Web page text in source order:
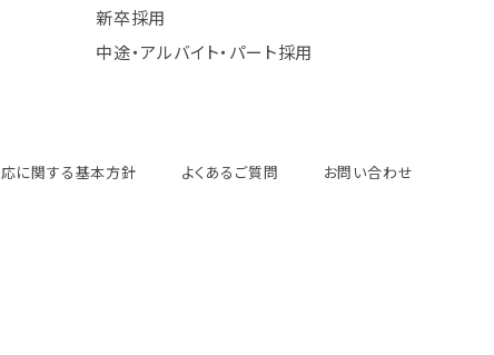
新卒採用
中途・アルバイト・パート採用
に関する基本方針 よくあるご質問 お問い合わせ